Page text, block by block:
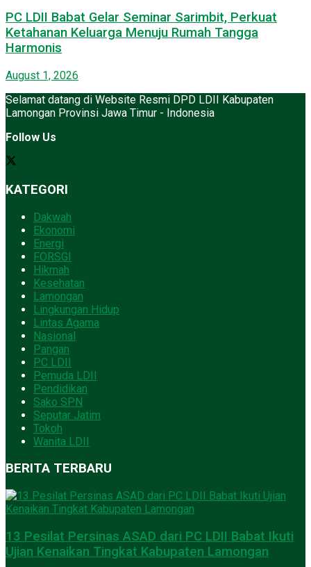
PC LDII Babat Gelar Seminar Sarimbit, Perkuat
Ketahanan Keluarga Menuju Rumah Tangga
Harmonis
August 1, 2026
Selamat datang di Website Resmi DPD LDII Kabupaten
Lamongan Provinsi Jawa Timur - Indonesia
Follow Us
KATEGORI
Dakwah
Ekonomi
Energi
FORSGI
Hikmah
Kesehatan
Lamongan
Lingkungan Hidup
Lintas Agama
Nasional
Pangan
PC LDII
Pemuda LDII
Pendidikan
Sako SPN
Seputar Jatim
Tokoh
Wanita LDII
BERITA TERBARU
13 Pesilat Persinas ASAD dari PC LDII Babat Ikuti
Ujian Kenaikan Tingkat Kabupaten Lamongan